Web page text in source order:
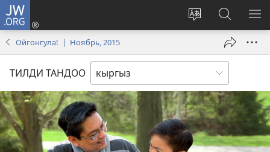
JW.ORG
Башка
тандоо
Кирүү
(жаңы
JW.ORG
сайтынан
издөө
Ойгонгула! | Ноябрь, 2015
ТИЛДИ ТАНДОО